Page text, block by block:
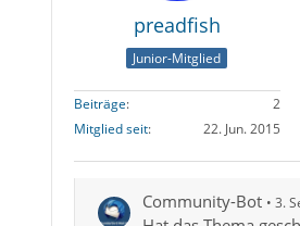
preadfish
Junior-Mitglied
Beiträge
2
Mitglied seit
22. Jun. 2015
Community-Bot 3.